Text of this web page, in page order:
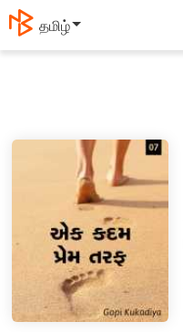
தமிழ்